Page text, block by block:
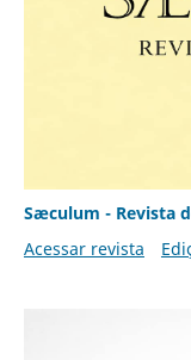
Sæculum - Revista
Acessar revista